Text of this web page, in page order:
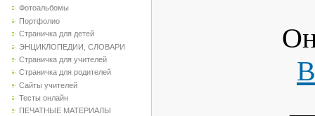
Фотоальбомы
Портфолио
Страничка для детей
ЭНЦИКЛОПЕДИИ, СЛОВАРИ
Страничка для учителей
Страничка для родителей
Сайты учителей
Тесты онлайн
ПЕЧАТНЫЕ МАТЕРИАЛЫ